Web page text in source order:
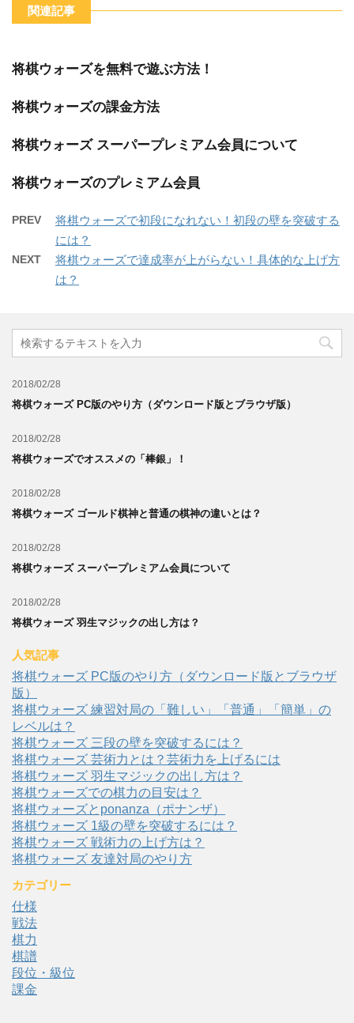
関連記事
将棋ウォーズを無料で遊ぶ方法！
将棋ウォーズの課金方法
将棋ウォーズ スーパープレミアム会員について
将棋ウォーズのプレミアム会員
PREV
将棋ウォーズで初段になれない！初段の壁を突破する
には？
NEXT
将棋ウォーズで達成率が上がらない！具体的な上げ方
は？
2018/02/28
将棋ウォーズ PC版のやり方（ダウンロード版とブラウザ版）
2018/02/28
将棋ウォーズでオススメの「棒銀」！
2018/02/28
将棋ウォーズ ゴールド棋神と普通の棋神の違いとは？
2018/02/28
将棋ウォーズ スーパープレミアム会員について
2018/02/28
将棋ウォーズ 羽生マジックの出し方は？
人気記事
将棋ウォーズ PC版のやり方（ダウンロード版とブラウザ
版）
将棋ウォーズ 練習対局の「難しい」「普通」「簡単」の
レベルは？
将棋ウォーズ 三段の壁を突破するには？
将棋ウォーズ 芸術力とは？芸術力を上げるには
将棋ウォーズ 羽生マジックの出し方は？
将棋ウォーズでの棋力の目安は？
将棋ウォーズとponanza（ポナンザ）
将棋ウォーズ 1級の壁を突破するには？
将棋ウォーズ 戦術力の上げ方は？
将棋ウォーズ 友達対局のやり方
カテゴリー
仕様
戦法
棋力
棋譜
段位・級位
課金